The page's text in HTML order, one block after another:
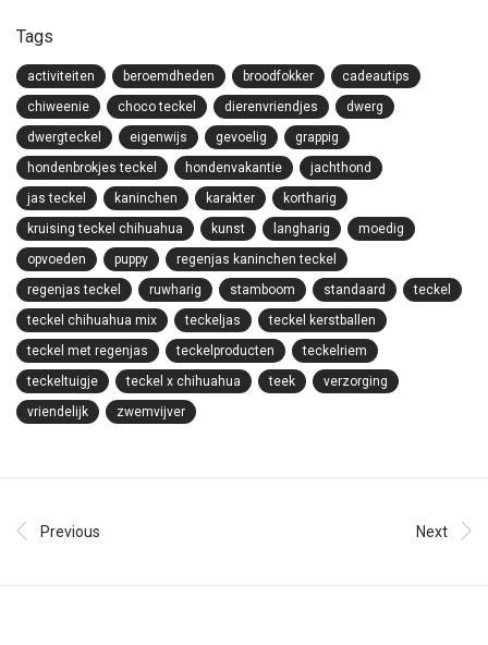
Tags
activiteiten beroemdheden broodfokker
cadeautips
chiweenie
choco teckel dierenvriendjes
dwerg
dwergteckel
eigenwijs gevoelig
grappig
hondenbrokjes teckel
hondenvakantie
jachthond
jas teckel
kaninchen karakter
kortharig
kruising teckel chihuahua
kunst langharig
moedig
opvoeden
puppy
regenjas kaninchen teckel
regenjas teckel
ruwharig stamboom standaard
teckel
teckel chihuahua mix
teckeljas
teckel kerstballen
teckel met regenjas
teckelproducten
teckelriem
teckeltuigje
teckel x chihuahua teek
verzorging
vriendelijk
zwemvijver
Previous Next